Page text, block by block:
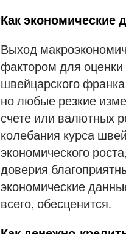
Как экономические
Выход
фактором для оценки
швейцарского
но любые резкие
счете или валютных
колебания курса
экономического
доверия
экономические
всего, обесценится.